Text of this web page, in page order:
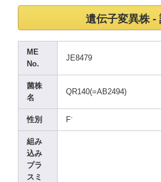
遺伝子変異株 -
ME
No.
JE8479
菌株
名
QR140(=AB2494)
性別 F-
組み
込み
プラ
スミ